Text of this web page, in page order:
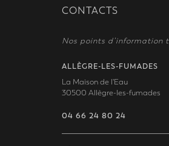
CONTACTS
Nos points d’information
ALLÈGRE-LES-FUMADES
La Maison de l'Eau
30500 Allègre-les-fumades
04 66 24 80 24